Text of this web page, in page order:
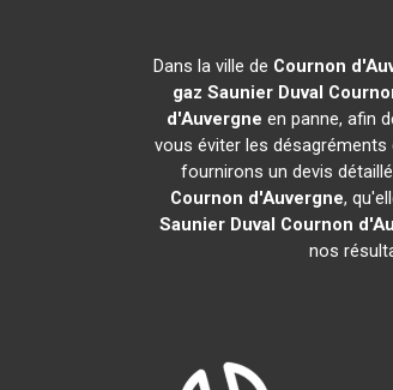
Dans la ville de Cournon
gaz Saunier Duval
d'Auvergne en panne, afin
vous éviter les désagréments
fournirons un devis
Cournon d'Auvergne,
Saunier Duval Cournon
nos